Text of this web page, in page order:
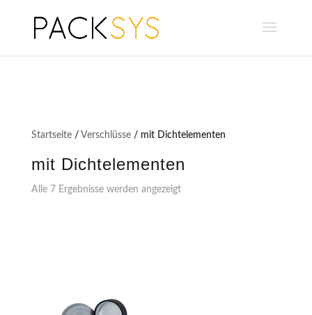
Startseite/ Verschlüsse/ mit Dichtelementen
mit Dichtelementen
Alle 7 Ergebnisse werden angezeigt